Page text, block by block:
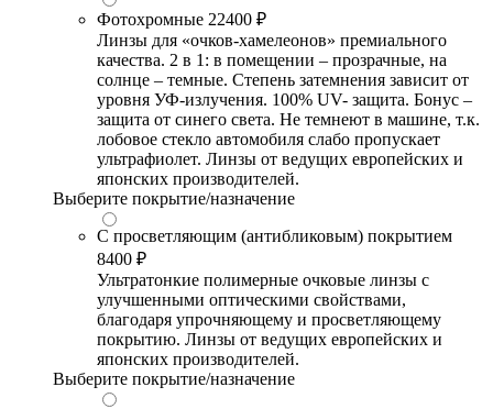
Фотохромные 22400 ₽
Линзы для «очков-хамелеонов» премиального
качества. 2 в 1: в помещении – прозрачные, на
солнце – темные. Степень затемнения зависит от
уровня УФ-излучения. 100% UV- защита. Бонус –
защита от синего света. Не темнеют в машине, т.к.
лобовое стекло автомобиля слабо пропускает
ультрафиолет. Линзы от ведущих европейских и
японских производителей.
Выберите покрытие/назначение
С просветляющим (антибликовым) покрытием
8400 ₽
Ультратонкие полимерные очковые линзы с
улучшенными оптическими свойствами,
благодаря упрочняющему и просветляющему
покрытию. Линзы от ведущих европейских и
японских производителей.
Выберите покрытие/назначение